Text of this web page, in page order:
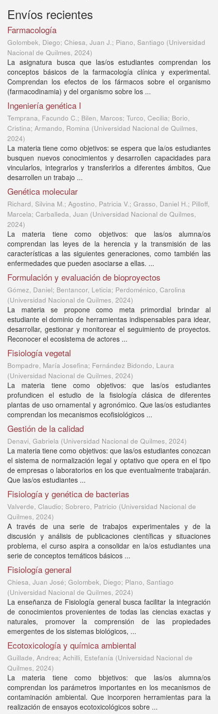
Envíos recientes
Farmacología
Golombek, Diego; Chiesa, Juan J.; Piano, Santiago (Universidad
Nacional de Quilmes, 2024)
La asignatura busca que las/os estudiantes comprendan los
conceptos básicos de la farmacología clínica y experimental.
Comprendan los efectos de los fármacos sobre el organismo
(farmacodinamia) y del organismo sobre los ...
Ingeniería genética I
Temprana, Facundo C.; Bilen, Marcos; Turco, Cecilia; Borio,
Cristina; Armando, Romina (Universidad Nacional de Quilmes,
2024)
La materia tiene como objetivos: se espera que la/os estudiantes
busquen nuevos conocimientos y desarrollen capacidades para
vincularlos, integrarlos y transferirlos a diferentes ámbitos, Que
desarrollen un trabajo ...
Genética molecular
Richard, Silvina M.; Agostino, Patricia V.; Grasso, Daniel H.; Pilloff,
Marcela; Carballeda, Juan (Universidad Nacional de Quilmes,
2024)
La materia tiene como objetivos: que las/os alumna/os
comprendan las leyes de la herencia y la transmisión de las
características a las siguientes generaciones, como también las
enfermedades que pueden asociarse a ellas. ...
Formulación y evaluación de bioproyectos
Gómez, Daniel; Bentancor, Leticia; Perdoménico, Carolina
(Universidad Nacional de Quilmes, 2024)
La materia se propone como meta primordial brindar al
estudiante el dominio de herramientas indispensables para idear,
desarrollar, gestionar y monitorear el seguimiento de proyectos.
Reconocer el ecosistema de actores ...
Fisiología vegetal
Bompadre, María Josefina; Fernández Bidondo, Laura
(Universidad Nacional de Quilmes, 2024)
La materia tiene como objetivos: que las/os estudiantes
profundicen el estudio de la fisiología clásica de diferentes
plantas de uso ornamental y agronómico. Que las/os estudiantes
comprendan los mecanismos ecofisiológicos ...
Gestión de la calidad
Denavi, Gabriela (Universidad Nacional de Quilmes, 2024)
La materia tiene como objetivos: que las/os estudiantes conozcan
el sistema de normalización legal y optativo que opera en el tipo
de empresas o laboratorios en los que eventualmente trabajarán.
Que las/os estudiantes ...
Fisiología y genética de bacterias
Valverde, Claudio; Sobrero, Patricio (Universidad Nacional de
Quilmes, 2024)
A través de una serie de trabajos experimentales y de la
discusión y análisis de publicaciones científicas y situaciones
problema, el curso aspira a consolidar en la/os estudiantes una
serie de conceptos temáticos básicos ...
Fisiología general
Chiesa, Juan José; Golombek, Diego; Plano, Santiago
(Universidad Nacional de Quilmes, 2024)
La enseñanza de Fisiología general busca facilitar la integración
de conocimientos provenientes de todas las ciencias exactas y
naturales, promover la comprensión de las propiedades
emergentes de los sistemas biológicos, ...
Ecotoxicología y química ambiental
Guillade, Andrea; Achilli, Estefanía (Universidad Nacional de
Quilmes, 2024)
La materia tiene como bbjetivos: que las/os alumna/os
comprendan los parámetros importantes en los mecanismos de
contaminación ambiental. Que incorporen herramientas para la
realización de ensayos ecotoxicológicos sobre ...